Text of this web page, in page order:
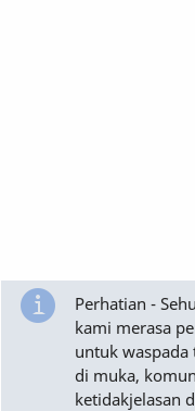
Perhatian -
kami merasa
untuk
di muka,
ketidakjelasan